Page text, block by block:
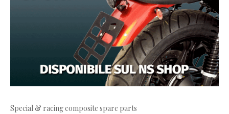
Special & racing composite spare parts